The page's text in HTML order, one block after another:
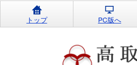
トップ PC版へ